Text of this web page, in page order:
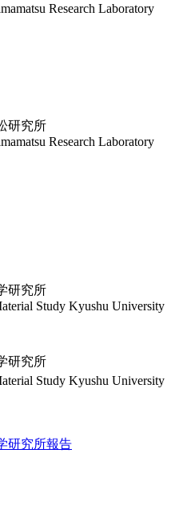
Research Laboratory
研究所
Research Laboratory
研究所
Study Kyushu University
研究所
Study Kyushu University
研究所報告